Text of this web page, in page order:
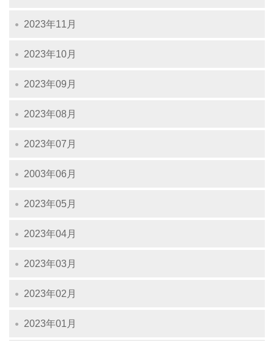
2023年11月
2023年10月
2023年09月
2023年08月
2023年07月
2003年06月
2023年05月
2023年04月
2023年03月
2023年02月
2023年01月